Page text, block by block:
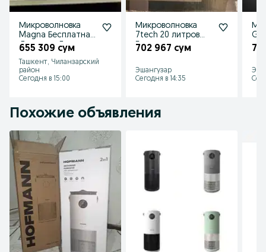
Микроволновка
Magna Бесплатная
Доставка Гарантия
3 г Оригинал
655 309 сум
Ташкент, Чиланзарский
район
Сегодня в 15:00
Микроволновка
7tech 20 литров
Бесплатная
Гарантия
702 967 сум
Эшангузар
Сегодня в 14:35
Похожие объявления